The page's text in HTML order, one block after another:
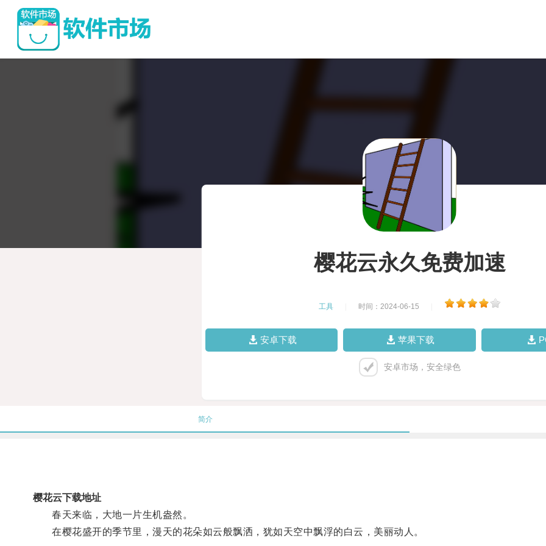
樱花云永久免费加速
工具 时间：2024-06-15
安卓下载 苹果下载
安卓市场，安全绿色
简介
樱花云下载地址
春天来临，大地一片生机盎然。
在樱花盛开的季节里，漫天的花朵如云般飘洒，犹如天空中飘浮的白云，美丽动人。